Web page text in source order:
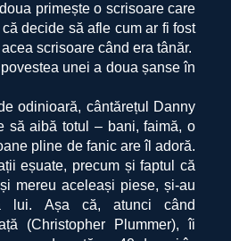
primește o scrisoare care
decide să afle cum ar fi fost
scrisoare când era tânăr.
unei a doua șanse în
odinioară, cântărețul Danny
să aibă totul – bani, faimă, o
pline de fanic are îl adoră.
eșuate, precum și faptul că
mereu aceleași piese, și-au
lui. Așa că, atunci când
(Christopher Plummer), îi